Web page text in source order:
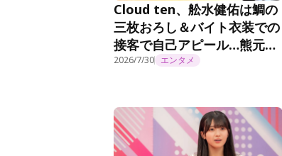
Cloud ten、舩水健佑は鯛の
三枚おろし＆バイト衣装での
接客で自己アピール…熊元プ
ロレスが「かわいい！」絶賛
2026/7/30 エンタメ